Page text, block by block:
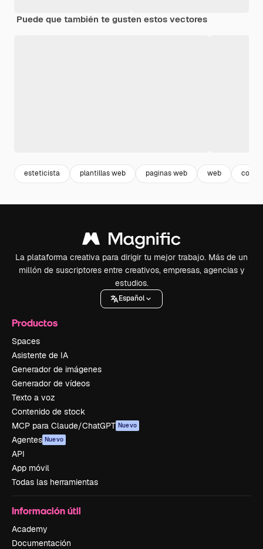
Puede que también te gusten estos vectores
esteticista plantillas web paginas web web
La plataforma creativa para dirigir tu mejor trabajo. Más de un
millón de suscriptores entre creativos, empresas, agencias y
estudios.
Español
Productos
Spaces
Asistente de IA
Generador de imágenes
Generador de vídeos
Texto a voz
Contenido de stock
MCP para Claude/ChatGPT Nuevo
Agentes Nuevo
API
App móvil
Todas las herramientas
Información útil
Academy
Documentación